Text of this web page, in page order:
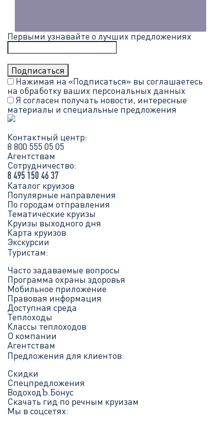
Первыми узнавайте о лучших предложениях
Нажимая на «Подписаться» вы соглашаетесь
на обработку ваших персональных данных
Я согласен получать новости, интересные
материалы и специальные предложения
Контактный центр:
8 800 555 05 05
Агентствам
Сотрудничество:
8 495 150 46 37
Каталог круизов
Популярные направления
По городам отправления
Тематические круизы
Круизы выходного дня
Карта круизов
Экскурсии
Туристам:
Часто задаваемые вопросы
Программа охраны здоровья
Мобильное приложение
Правовая информация
Доступная среда
Теплоходы
Классы теплоходов
О компании
Агентствам
Предложения для клиентов:
Скидки
Спецпредложения
ВодоходЪ.Бонус
Скачать гид по речным круизам
Мы в соцсетях: